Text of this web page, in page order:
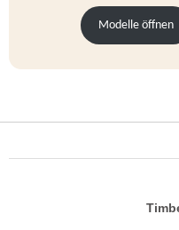
Modelle öffnen